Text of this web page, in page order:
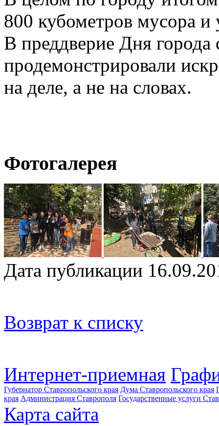
800 кубометров мусора и
В преддверие Дня города
продемонстрировали
на деле, а не на словах.
Фотогалерея
Дата публикации
Возврат к списку
Интернет-приемная
Губернатор Ставропольского края Дума Ставропольского края
края Администрация Ставрополя Государственные услуги
Карта сайта